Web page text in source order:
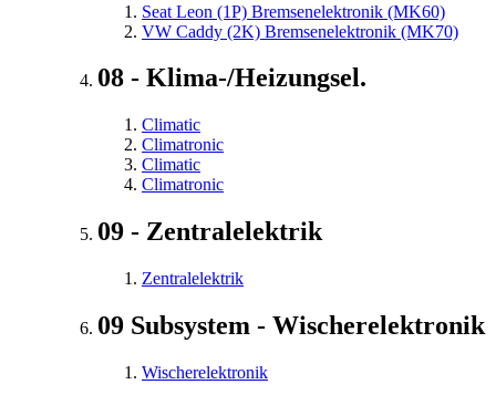
Seat Leon (1P) Bremsenelektronik (MK60)
VW Caddy (2K) Bremsenelektronik (MK70)
08 - Klima-/Heizungsel.
Climatic
Climatronic
Climatic
Climatronic
09 - Zentralelektrik
Zentralelektrik
09 Subsystem - Wischerelektronik
Wischerelektronik